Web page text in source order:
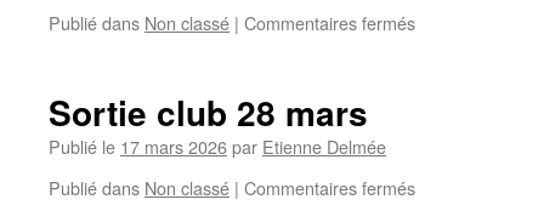
Publié dans Non classé | Commentaires ferméssur
Sortie club 28 mars
Publié le 17 mars 2026par Etienne Delmée
Publié dans Non classé | Commentaires ferméssur